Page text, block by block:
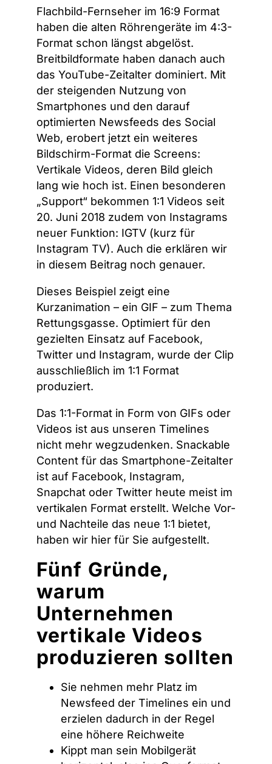
Flachbild-Fernseher im 16:9 Format
haben die alten Röhrengeräte im 4:3-
Format schon längst abgelöst.
Breitbildformate haben danach auch
das YouTube-Zeitalter dominiert. Mit
der steigenden Nutzung von
Smartphones und den darauf
optimierten Newsfeeds des Social
Web, erobert jetzt ein weiteres
Bildschirm-Format die Screens:
Vertikale Videos, deren Bild gleich
lang wie hoch ist. Einen besonderen
„Support“ bekommen 1:1 Videos seit
20. Juni 2018 zudem von Instagrams
neuer Funktion: IGTV (kurz für
Instagram TV). Auch die erklären wir
in diesem Beitrag noch genauer.
Dieses Beispiel zeigt eine
Kurzanimation – ein GIF – zum Thema
Rettungsgasse. Optimiert für den
gezielten Einsatz auf Facebook,
Twitter und Instagram, wurde der Clip
ausschließlich im 1:1 Format
produziert.
Das 1:1-Format in Form von GIFs oder
Videos ist aus unseren Timelines
nicht mehr wegzudenken. Snackable
Content für das Smartphone-Zeitalter
ist auf Facebook, Instagram,
Snapchat oder Twitter heute meist im
vertikalen Format erstellt. Welche Vor-
und Nachteile das neue 1:1 bietet,
haben wir hier für Sie aufgestellt.
Fünf Gründe,
warum
Unternehmen
vertikale Videos
produzieren sollten
Sie nehmen mehr Platz im
Newsfeed der Timelines ein und
erzielen dadurch in der Regel
eine höhere Reichweite
Kippt man sein Mobilgerät